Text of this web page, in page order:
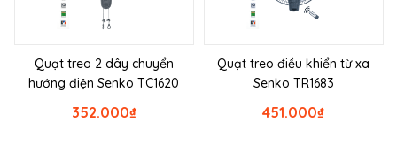
Quạt treo 2 dây chuyển
hướng điện Senko TC1620
₫
352.000
Quạt treo điều khiển từ xa
Senko TR1683
₫
451.000